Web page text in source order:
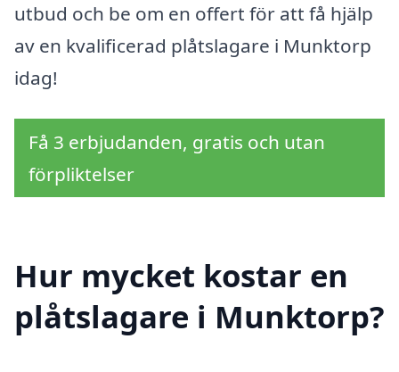
utbud och be om en offert för att få hjälp
av en kvalificerad plåtslagare i Munktorp
idag!
Få 3 erbjudanden, gratis och utan
förpliktelser
Hur mycket kostar en
plåtslagare i Munktorp?